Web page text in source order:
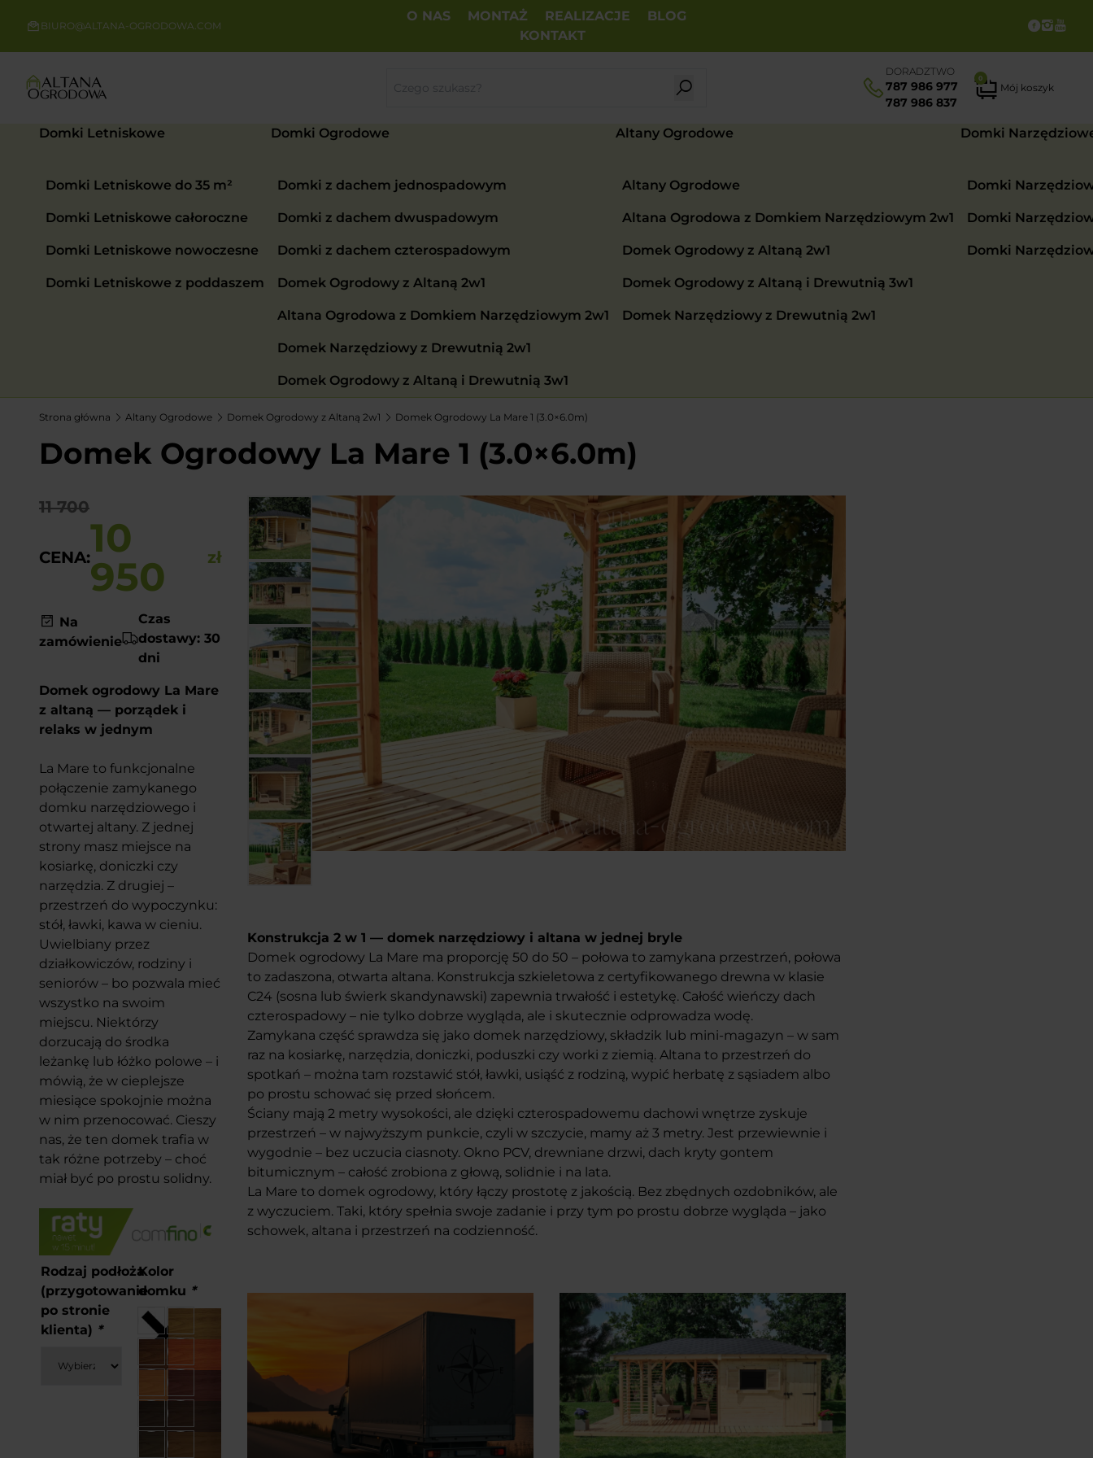
BIURO@ALTANA-OGRODOWA.COM
O NAS MONTAŻ REALIZACJE
BLOG
KONTAKT
DORADZTWO
787 986 977
787 986 837
0
Mój koszyk
Domki Letniskowe
Domki Letniskowe do 35 m²
Domki Letniskowe całoroczne
Domki Letniskowe nowoczesne
Domki Letniskowe z poddaszem
Domki Ogrodowe
Domki z dachem jednospadowym
Domki z dachem dwuspadowym
Domki z dachem czterospadowym
Domek Ogrodowy z Altaną 2w1
Altana Ogrodowa z Domkiem Narzędziowym 2w1
Domek Narzędziowy z Drewutnią 2w1
Domek Ogrodowy z Altaną i Drewutnią 3w1
Altany Ogrodowe
Altany Ogrodowe
Altana Ogrodowa z Domkiem Narzędziowym 2w1
Domek Ogrodowy z Altaną 2w1
Domek Ogrodowy z Altaną i Drewutnią 3w1
Domek Narzędziowy z Drewutnią 2w1
Domki
Domki
Domki
Domki
Strona główna Altany Ogrodowe Domek Ogrodowy z Altaną 2w1 Domek Ogrodowy La Mare 1 (3.0×6.0m)
Domek Ogrodowy La Mare 1 (3.0×6.0m)
Konstrukcja 2 w 1 — domek narzędziowy i altana w jednej bryle
Domek ogrodowy La Mare ma proporcję 50 do 50 – połowa to zamykana przestrzeń, połowa
to zadaszona, otwarta altana. Konstrukcja szkieletowa z certyfikowanego drewna w klasie
C24 (sosna lub świerk skandynawski) zapewnia trwałość i estetykę. Całość wieńczy dach
czterospadowy – nie tylko dobrze wygląda, ale i skutecznie odprowadza wodę.
Zamykana część sprawdza się jako domek narzędziowy, składzik lub mini-magazyn – w sam
raz na kosiarkę, narzędzia, doniczki, poduszki czy worki z ziemią. Altana to przestrzeń do
spotkań – można tam rozstawić stół, ławki, usiąść z rodziną, wypić herbatę z sąsiadem albo
po prostu schować się przed słońcem.
Ściany mają 2 metry wysokości, ale dzięki czterospadowemu dachowi wnętrze zyskuje
przestrzeń – w najwyższym punkcie, czyli w szczycie, mamy aż 3 metry. Jest przewiewnie i
wygodnie – bez uczucia ciasnoty. Okno PCV, drewniane drzwi, dach kryty gontem
bitumicznym – całość zrobiona z głową, solidnie i na lata.
La Mare to domek ogrodowy, który łączy prostotę z jakością. Bez zbędnych ozdobników, ale
z wyczuciem. Taki, który spełnia swoje zadanie i przy tym po prostu dobrze wygląda – jako
schowek, altana i przestrzeń na codzienność.
11 700
CENA:10
950
zł
Na
zamówienie
Czas
dostawy: 30
dni
Domek ogrodowy La Mare
z altaną — porządek i
relaks w jednym
La Mare to funkcjonalne
połączenie zamykanego
domku narzędziowego i
otwartej altany. Z jednej
strony masz miejsce na
kosiarkę, doniczki czy
narzędzia. Z drugiej –
przestrzeń do wypoczynku:
stół, ławki, kawa w cieniu.
Uwielbiany przez
działkowiczów, rodziny i
seniorów – bo pozwala mieć
wszystko na swoim
miejscu. Niektórzy
dorzucają do środka
leżankę lub łóżko polowe – i
mówią, że w cieplejsze
miesiące spokojnie można
w nim przenocować. Cieszy
nas, że ten domek trafia w
tak różne potrzeby – choć
miał być po prostu solidny.
Rodzaj podłoża
(przygotowanie
po stronie
klienta) *
Kolor
domku *